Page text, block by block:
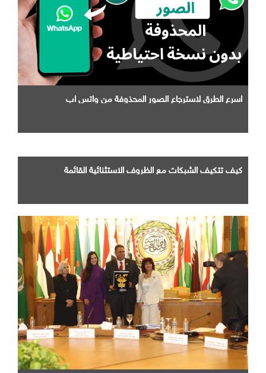
اسرع الطرق لاسترجاع الصور المحذوفة من واتس اب
كيف تتكيف الشبكات مع الظروف الاستثنائية القائمة